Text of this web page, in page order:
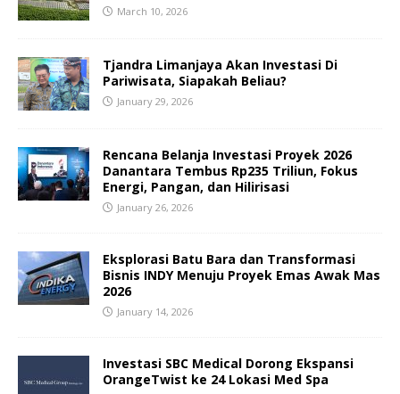
March 10, 2026
Tjandra Limanjaya Akan Investasi Di
Pariwisata, Siapakah Beliau?
January 29, 2026
Rencana Belanja Investasi Proyek 2026
Danantara Tembus Rp235 Triliun, Fokus
Energi, Pangan, dan Hilirisasi
January 26, 2026
Eksplorasi Batu Bara dan Transformasi
Bisnis INDY Menuju Proyek Emas Awak Mas
2026
January 14, 2026
Investasi SBC Medical Dorong Ekspansi
OrangeTwist ke 24 Lokasi Med Spa